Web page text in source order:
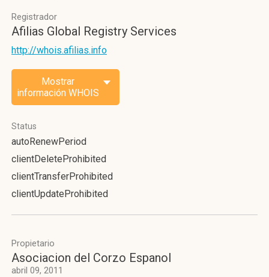
Registrador
Afilias Global Registry Services
http://whois.afilias.info
Mostrar
información WHOIS
Status
autoRenewPeriod
clientDeleteProhibited
clientTransferProhibited
clientUpdateProhibited
Propietario
Asociacion del Corzo Espanol
abril 09, 2011